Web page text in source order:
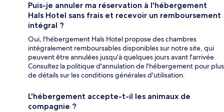
Puis-je annuler ma réservation à l'hébergement
Hals Hotel sans frais et recevoir un remboursement
intégral ?
Oui, l'hébergement Hals Hotel propose des chambres
intégralement remboursables disponibles sur notre site, qui
peuvent être annulées jusqu'à quelques jours avant l'arrivée.
Consultez la politique d'annulation de l'hébergement pour plus
de détails sur les conditions générales d'utilisation.
L'hébergement accepte-t-il les animaux de
compagnie ?